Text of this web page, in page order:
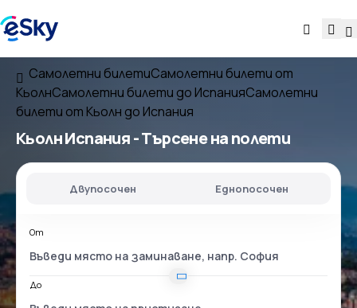
Самолетни билетиСамолетни билети от
КьолнСамолетни билети до ИспанияСамолетни
билети от Кьолн до Испания
Кьолн Испания- Търсене на полети
Двупосочен Еднопосочен
От
До